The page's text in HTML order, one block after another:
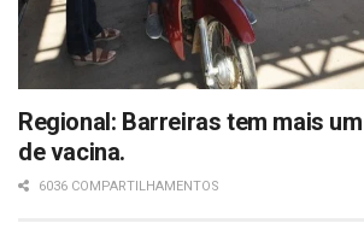
Regional: Barreiras tem mais
de vacina.
6036 COMPARTILHAMENTOS